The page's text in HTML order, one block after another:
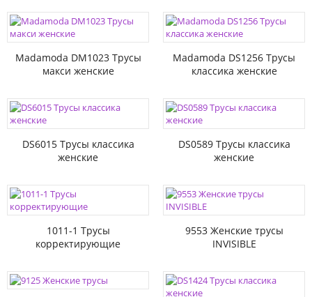
Madamoda DM1023 Трусы
макси женские
Madamoda DS1256 Трусы
классика женские
DS6015 Трусы классика
женские
DS0589 Трусы классика
женские
1011-1 Трусы
корректирующие
9553 Женские трусы
INVISIBLE